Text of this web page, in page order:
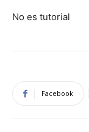
No es tutorial
Facebook